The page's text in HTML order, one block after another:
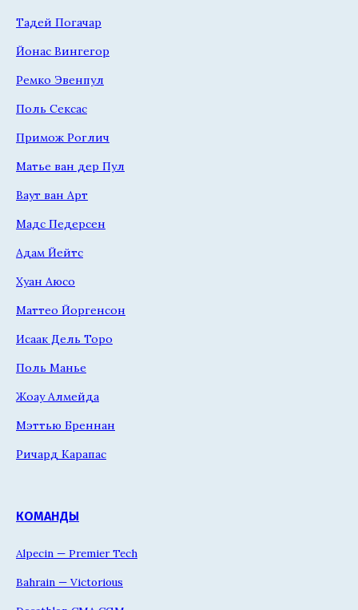
Тадей Погачар
Йонас Вингегор
Ремко Эвенпул
Поль Сексас
Примож Роглич
Матье ван дер Пул
Ваут ван Арт
Мадс Педерсен
Адам Йейтс
Хуан Аюсо
Маттео Йоргенсон
Исаак Дель Торо
Поль Манье
Жоау Алмейда
Мэттью Бреннан
Ричард Карапас
КОМАНДЫ
Alpecin — Premier Tech
Bahrain — Victorious